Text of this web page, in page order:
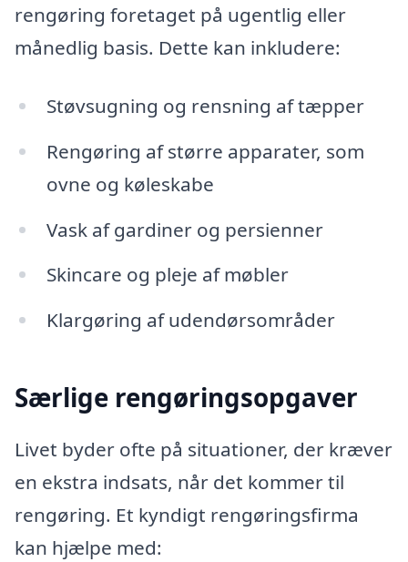
rengøring foretaget på ugentlig eller
månedlig basis. Dette kan inkludere:
Støvsugning og rensning af tæpper
Rengøring af større apparater, som
ovne og køleskabe
Vask af gardiner og persienner
Skincare og pleje af møbler
Klargøring af udendørsområder
Særlige rengøringsopgaver
Livet byder ofte på situationer, der kræver
en ekstra indsats, når det kommer til
rengøring. Et kyndigt rengøringsfirma
kan hjælpe med: